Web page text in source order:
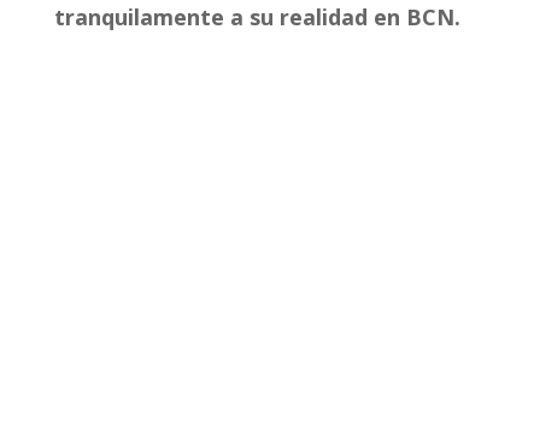
tranquilamente a su realidad en BCN.